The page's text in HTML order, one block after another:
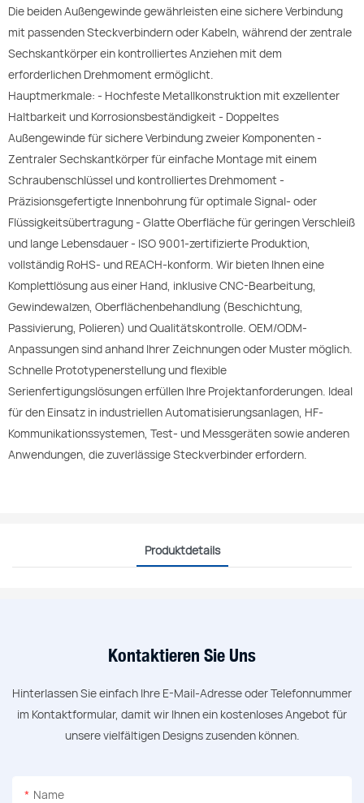
Die beiden Außengewinde gewährleisten eine sichere Verbindung
mit passenden Steckverbindern oder Kabeln, während der zentrale
Sechskantkörper ein kontrolliertes Anziehen mit dem
erforderlichen Drehmoment ermöglicht.
Hauptmerkmale: - Hochfeste Metallkonstruktion mit exzellenter
Haltbarkeit und Korrosionsbeständigkeit - Doppeltes
Außengewinde für sichere Verbindung zweier Komponenten -
Zentraler Sechskantkörper für einfache Montage mit einem
Schraubenschlüssel und kontrolliertes Drehmoment -
Präzisionsgefertigte Innenbohrung für optimale Signal- oder
Flüssigkeitsübertragung - Glatte Oberfläche für geringen Verschleiß
und lange Lebensdauer - ISO 9001-zertifizierte Produktion,
vollständig RoHS- und REACH-konform. Wir bieten Ihnen eine
Komplettlösung aus einer Hand, inklusive CNC-Bearbeitung,
Gewindewalzen, Oberflächenbehandlung (Beschichtung,
Passivierung, Polieren) und Qualitätskontrolle. OEM/ODM-
Anpassungen sind anhand Ihrer Zeichnungen oder Muster möglich.
Schnelle Prototypenerstellung und flexible
Serienfertigungslösungen erfüllen Ihre Projektanforderungen. Ideal
für den Einsatz in industriellen Automatisierungsanlagen, HF-
Kommunikationssystemen, Test- und Messgeräten sowie anderen
Anwendungen, die zuverlässige Steckverbinder erfordern.
Produktdetails
Kontaktieren Sie Uns
Hinterlassen Sie einfach Ihre E-Mail-Adresse oder Telefonnummer
im Kontaktformular, damit wir Ihnen ein kostenloses Angebot für
unsere vielfältigen Designs zusenden können.
Name